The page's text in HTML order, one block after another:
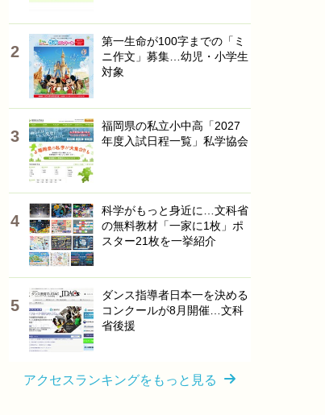
第一生命が100字までの「ミ
ニ作文」募集…幼児・小学生
対象
福岡県の私立小中高「2027
年度入試日程一覧」私学協会
科学がもっと身近に…文科省
の無料教材「一家に1枚」ポ
スター21枚を一挙紹介
ダンス指導者日本一を決める
コンクールが8月開催…文科
省後援
アクセスランキングをもっと見る